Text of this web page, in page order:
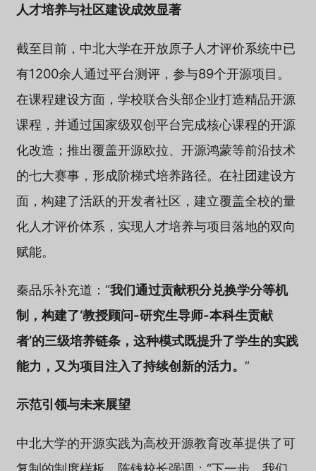
人才培养与社区建设成效显著
截至目前，中北大学在开放原子人才评价系统中已
有1200余人通过平台测评，参与89个开源项目。
在课程建设方面，学校联合头部企业打造精品开源
课程，并通过国家级双创平台完成核心课程的开源
化改造；推出覆盖开源欧拉、开源鸿蒙等前沿技术
的七大赛事，形成阶梯式培养路径。在社团建设方
面，构建了活跃的开发者社区，建立覆盖全校的量
化人才评价体系，实现人才培养与项目落地的双向
赋能。
秦品乐补充道：“我们通过贡献积分兑换学分等机
制，构建了‘教授顾问-研究生导师-本科生贡献
者’的三级培养链条，这种模式既提升了学生的实践
能力，又为项目注入了持续创新的活力。 ”
示范引领与未来展望
中北大学的开源实践为高校开源教育改革提供了可